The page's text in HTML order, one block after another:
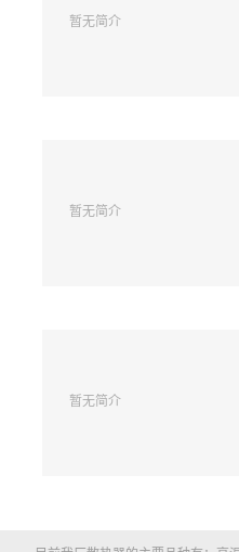
暂无简介
暂无简介
暂无简介